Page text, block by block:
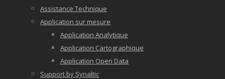
Assistance Technique
Application sur mesure
Application Analytique
Application Cartographique
Application Open Data
Support by Synaltic